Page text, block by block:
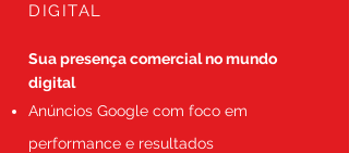
DIGITAL
Sua presença comercial no mundo
digital
Anúncios Google com foco em
performance e resultados